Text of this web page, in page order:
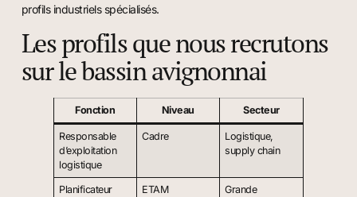
profils industriels spécialisés.
Les profils que nous recrutons
sur le bassin avignonnai
Fonction Niveau Secteur
Responsable
d’exploitation
logistique
Cadre
Logistique,
supply chain
Planificateur
ETAM
Grande